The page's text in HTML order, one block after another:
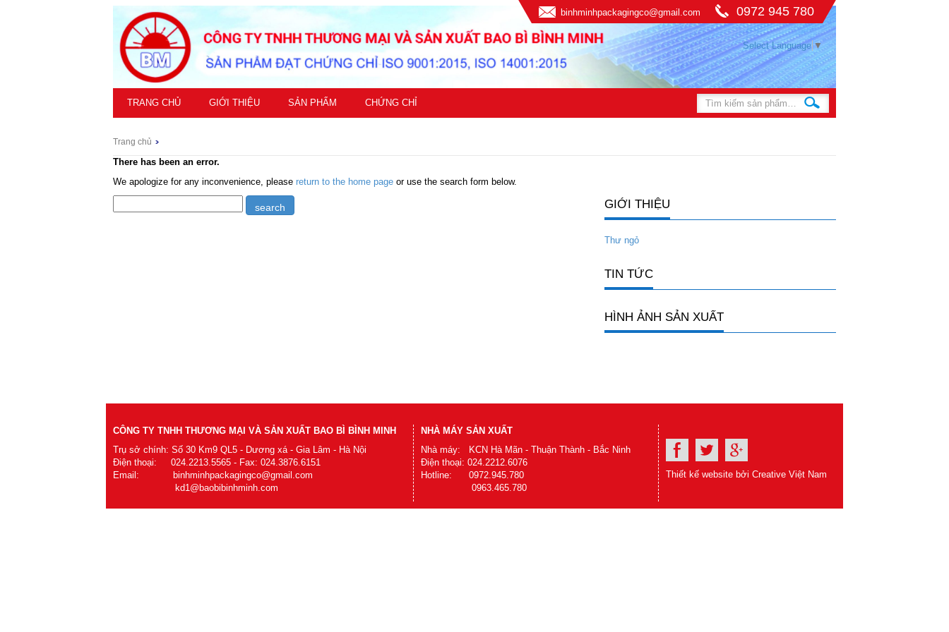
binhminhpackagingco@gmail.com 0972 945 780
Select Language ▼
TRANG CHỦ GIỚI THIỆU SẢN PHẨM CHỨNG CHỈ
Trang chủ
There has been an error.
We apologize for any inconvenience, please return to the home page or use the search form below.
GIỚI THIỆU
Thư ngỏ
TIN TỨC
HÌNH ẢNH SẢN XUẤT
CÔNG TY TNHH THƯƠNG MẠI VÀ SẢN XUẤT BAO BÌ BÌNH MINH
Trụ sở chính: Số 30 Km9 QL5 - Dương xá - Gia Lâm - Hà Nội
Điện thoại: 024.2213.5565 - Fax: 024.3876.6151
Email: binhminhpackagingco@gmail.com
kd1@baobibinhminh.com
NHÀ MÁY SẢN XUẤT
Nhà máy: KCN Hà Mãn - Thuận Thành - Bắc Ninh
Điện thoại: 024.2212.6076
Hotline: 0972.945.780
0963.465.780
Thiết kế website bởi Creative Việt Nam